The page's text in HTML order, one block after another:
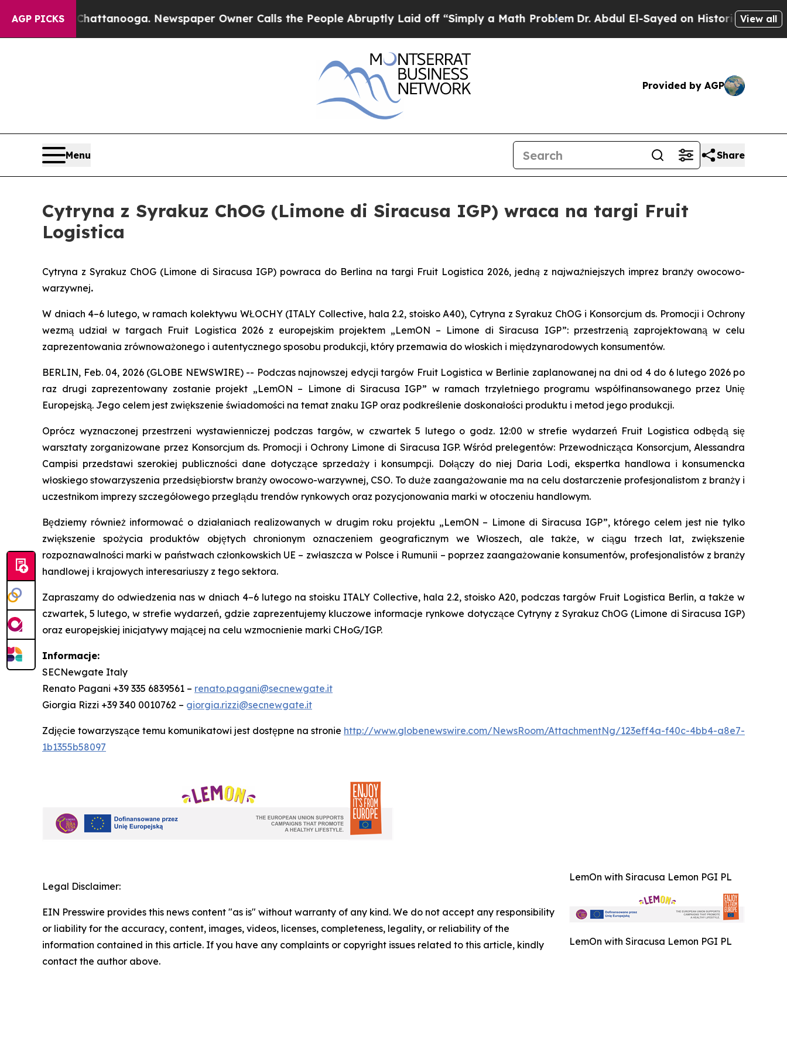
AGP PICKS
in Chattanooga. Newspaper Owner Calls the People Abruptly Laid off “Simply a Math ProblemDr. Abdul El-Sayed on Historic MichiganView all
Provided by AGP
Menu Share
Cytryna z Syrakuz ChOG (Limone di Siracusa IGP) wraca na targi Fruit
Logistica
Cytryna z Syrakuz ChOG (Limone di Siracusa IGP) powraca do Berlina na targi Fruit Logistica 2026, jedną z najważniejszych imprez branży owocowo-
warzywnej.
W dniach 4–6 lutego, w ramach kolektywu WŁOCHY (ITALY Collective, hala 2.2, stoisko A40), Cytryna z Syrakuz ChOG i Konsorcjum ds. Promocji i Ochrony
wezmą udział w targach Fruit Logistica 2026 z europejskim projektem „LemON – Limone di Siracusa IGP”: przestrzenią zaprojektowaną w celu
zaprezentowania zrównoważonego i autentycznego sposobu produkcji, który przemawia do włoskich i międzynarodowych konsumentów.
BERLIN, Feb. 04, 2026 (GLOBE NEWSWIRE) -- Podczas najnowszej edycji targów Fruit Logistica w Berlinie zaplanowanej na dni od 4 do 6 lutego 2026 po
raz drugi zaprezentowany zostanie projekt „LemON – Limone di Siracusa IGP” w ramach trzyletniego programu współfinansowanego przez Unię
Europejską. Jego celem jest zwiększenie świadomości na temat znaku IGP oraz podkreślenie doskonałości produktu i metod jego produkcji.
Oprócz wyznaczonej przestrzeni wystawienniczej podczas targów, w czwartek 5 lutego o godz. 12:00 w strefie wydarzeń Fruit Logistica odbędą się
warsztaty zorganizowane przez Konsorcjum ds. Promocji i Ochrony Limone di Siracusa IGP. Wśród prelegentów: Przewodnicząca Konsorcjum, Alessandra
Campisi przedstawi szerokiej publiczności dane dotyczące sprzedaży i konsumpcji. Dołączy do niej Daria Lodi, ekspertka handlowa i konsumencka
włoskiego stowarzyszenia przedsiębiorstw branży owocowo-warzywnej, CSO. To duże zaangażowanie ma na celu dostarczenie profesjonalistom z branży i
uczestnikom imprezy szczegółowego przeglądu trendów rynkowych oraz pozycjonowania marki w otoczeniu handlowym.
Będziemy również informować o działaniach realizowanych w drugim roku projektu „LemON – Limone di Siracusa IGP”, którego celem jest nie tylko
zwiększenie spożycia produktów objętych chronionym oznaczeniem geograficznym we Włoszech, ale także, w ciągu trzech lat, zwiększenie
rozpoznawalności marki w państwach członkowskich UE – zwłaszcza w Polsce i Rumunii – poprzez zaangażowanie konsumentów, profesjonalistów z branży
handlowej i krajowych interesariuszy z tego sektora.
Zapraszamy do odwiedzenia nas w dniach 4–6 lutego na stoisku ITALY Collective, hala 2.2, stoisko A20, podczas targów Fruit Logistica Berlin, a także w
czwartek, 5 lutego, w strefie wydarzeń, gdzie zaprezentujemy kluczowe informacje rynkowe dotyczące Cytryny z Syrakuz ChOG (Limone di Siracusa IGP)
oraz europejskiej inicjatywy mającej na celu wzmocnienie marki CHoG/IGP.
Informacje:
SECNewgate Italy
Renato Pagani +39 335 6839561 – renato.pagani@secnewgate.it
Giorgia Rizzi +39 340 0010762 – giorgia.rizzi@secnewgate.it
Zdjęcie towarzyszące temu komunikatowi jest dostępne na stronie http://www.globenewswire.com/NewsRoom/AttachmentNg/123eff4a-f40c-4bb4-a8e7-
1b1355b58097
LemOn with Siracusa Lemon PGI PL
LemOn with Siracusa Lemon PGI PL
Legal Disclaimer:
EIN Presswire provides this news content "as is" without warranty of any kind. We do not accept any responsibility
or liability for the accuracy, content, images, videos, licenses, completeness, legality, or reliability of the
information contained in this article. If you have any complaints or copyright issues related to this article, kindly
contact the author above.